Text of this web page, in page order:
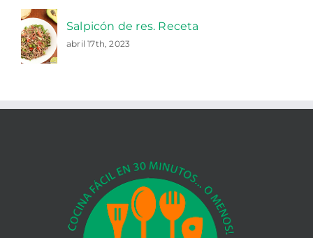
Salpicón de res. Receta
abril 17th, 2023